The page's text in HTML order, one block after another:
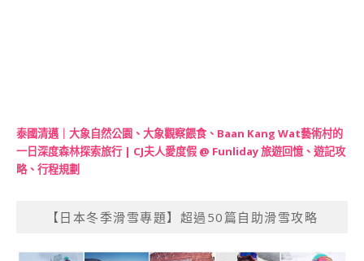
泰國清邁｜大象自然公園、大象觀察餵食、Baan Kang Wat藝術村的
一日深度森林探索旅行 | CJ夫人愛度假 @ Funliday 旅遊回憶、遊記攻
略、行程規劃
【日本冬季滑雪專題】超過50篇自助滑雪攻略